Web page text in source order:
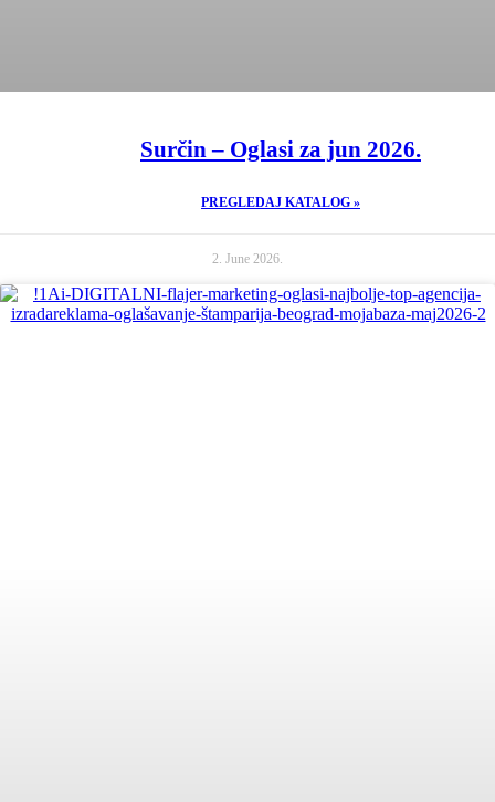
Surčin – Oglasi za jun 2026.
PREGLEDAJ KATALOG »
2. June 2026.